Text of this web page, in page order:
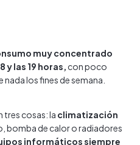
muy concentrado
y las 19 horas, con poco
los fines de semana.
tres cosas: la climatización
bomba de calor o radiadores
informáticos siempre